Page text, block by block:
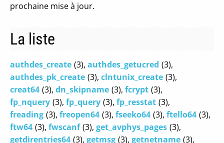
prochaine mise à jour.
La liste
authdes_create (3), authdes_getucred (3),
authdes_pk_create (3), clntunix_create (3),
creat64 (3), dn_skipname (3), fcrypt (3),
fp_nquery (3), fp_query (3), fp_resstat (3),
freading (3), freopen64 (3), fseeko64 (3), ftello64 (3),
ftw64 (3), fwscanf (3), get_avphys_pages (3),
getdirentries64 (3), getmsg (3), getnetname (3),